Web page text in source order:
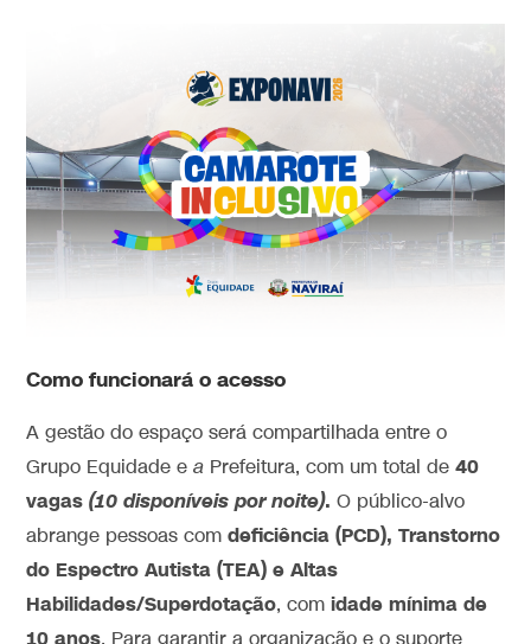
Como funcionará o acesso
A gestão do espaço será compartilhada entre o
Grupo Equidade ea Prefeitura, com um total de40
vagas(10 disponíveis por noite). O público-alvo
abrange pessoas comdeficiência (PCD), Transtorno
do Espectro Autista (TEA) e Altas
Habilidades/Superdotação, comidade mínima de